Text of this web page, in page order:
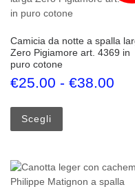
Camicia da notte a spalla
Zero Pigiamore art. 4369 in
puro cotone
€25.00 - €38.00
Scegli
Questo